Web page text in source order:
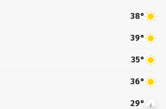
38°
39°
35°
36°
29°